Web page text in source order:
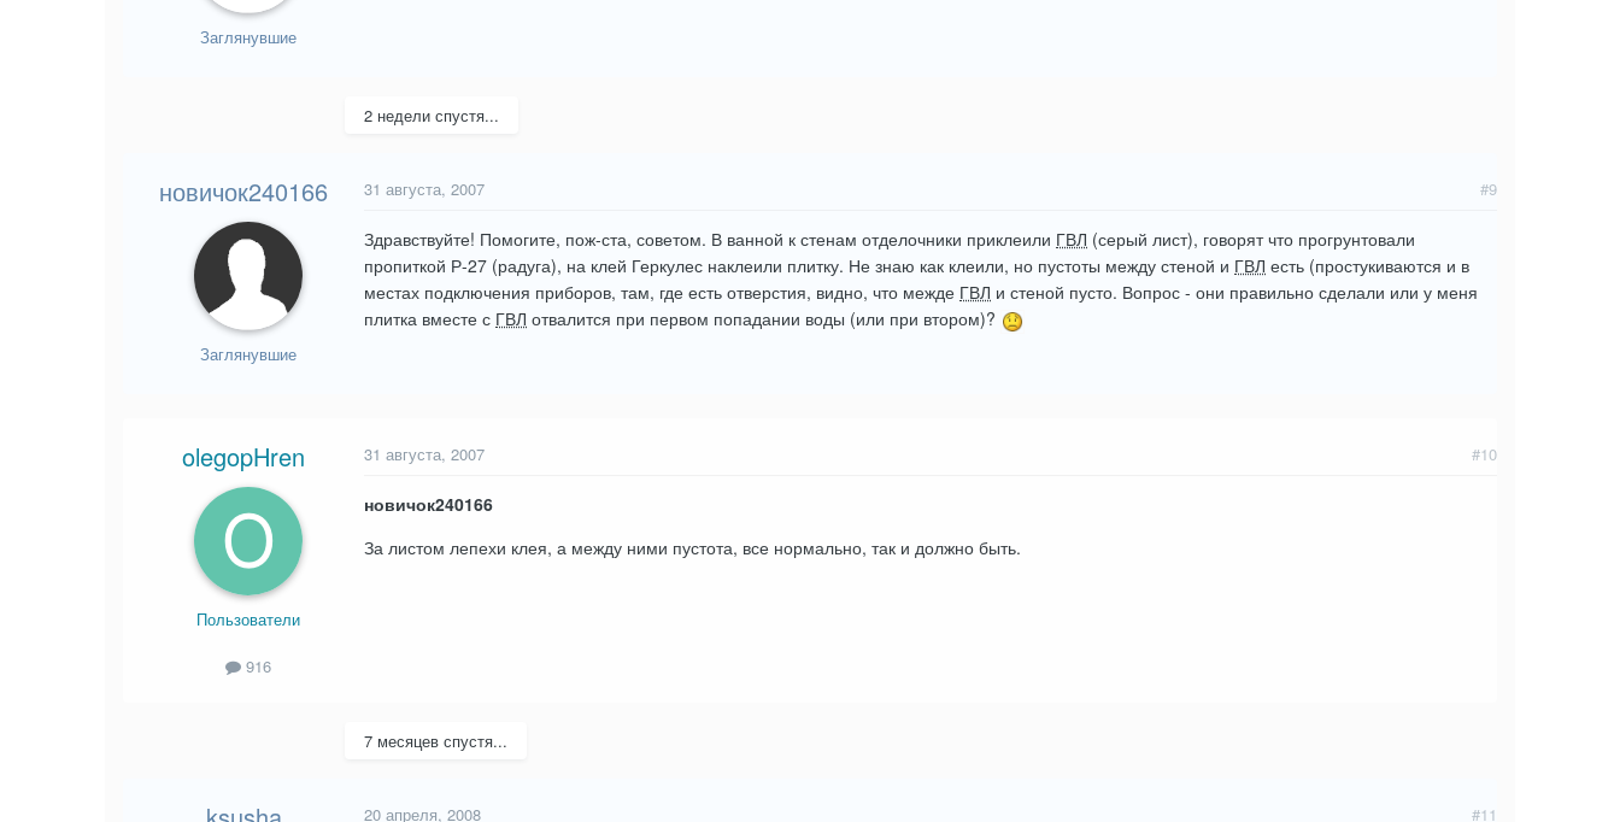
Заглянувшие
2 недели спустя...
новичок240166
Заглянувшие
#9
31 августа, 2007
Здравствуйте! Помогите, пож-ста, советом. В ванной к стенам отделочники приклеили ГВЛ (серый лист), говорят что прогрунтовали
пропиткой Р-27 (радуга), на клей Геркулес наклеили плитку. Не знаю как клеили, но пустоты между стеной и ГВЛ есть (простукиваются и в
местах подключения приборов, там, где есть отверстия, видно, что межде ГВЛ и стеной пусто. Вопрос - они правильно сделали или у меня
плитка вместе с ГВЛ отвалится при первом попадании воды (или при втором)?
olegopHren
Пользователи
916
#10
31 августа, 2007
новичок240166
За листом лепехи клея, а между ними пустота, все нормально, так и должно быть.
7 месяцев спустя...
#11
20 апреля, 2008